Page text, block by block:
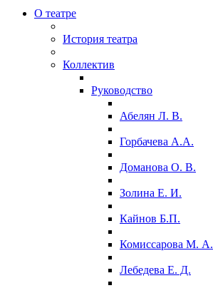
О театре
История театра
Коллектив
Руководство
Абелян Л. В.
Горбачева А.А.
Доманова О. В.
Золина Е. И.
Кайнов Б.П.
Комиссарова М. А.
Лебедева Е. Д.